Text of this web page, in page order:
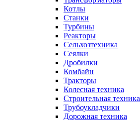
Котлы
Станки
Турбины
Реакторы
Сельхозтехника
Сеялки
Дробилки
Комбайн
Тракторы
Колесная техника
Строительная техника
Трубоукладчики
Дорожная техника